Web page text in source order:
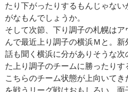
たり下がったりするもんじゃな
がなもんでしょうか。
そして次節、下り調子の札幌は
んで最近上り調子の横浜Ｍと。新
話も聞く横浜に分がありそうな
た上り調子のチームに勝ったり
こちらのチーム状態が上向いて
を戦うリーグ戦はおもしろい。